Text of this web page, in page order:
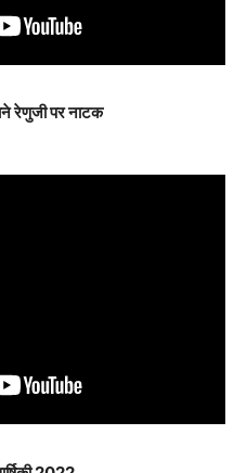
रेणुजी पर नाटक